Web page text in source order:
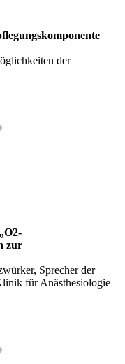
der
„O2-
zur
Sprecher der
für Anästhesiologie